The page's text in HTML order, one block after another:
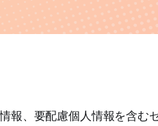
報、要配慮個人情報を含む